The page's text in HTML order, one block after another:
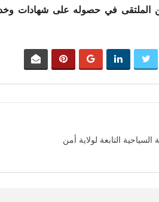
الملتقى في حصوله على شهادات
التابعة لولاية أمن